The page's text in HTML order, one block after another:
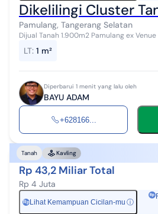
Dikelilingi Cluster
Pamulang, Tangerang Selatan
Dijual Tanah 1.900m2 Pamulang ex Venue acara Gartis bangunan
atau acara atau unt...
LT: 1 m²
Diperbarui 1 menit yang lalu oleh
BAYU ADAM
+628166...
Tanah Kavling
Rp 43,2 Miliar Total
Rp 4 Juta
Rp Lihat Kemampuan Cicilan-mu ⓘ